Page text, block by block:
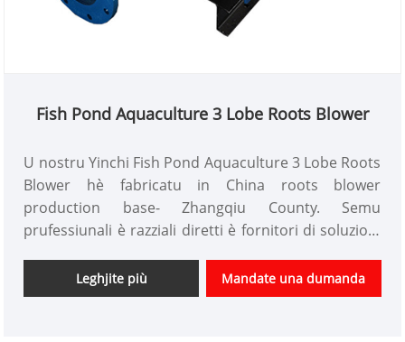
Fish Pond Aquaculture 3 Lobe Roots Blower
U nostru Yinchi Fish Pond Aquaculture 3 Lobe Roots
Blower hè fabricatu in China roots blower
production base- Zhangqiu County. Semu
prufessiunali è razziali diretti è fornitori di soluzioni
tecnulugia avanzata di blower roots, è pò esse
persunalizatu cù prezzu prezzu.
Leghjite più Mandate una dumanda